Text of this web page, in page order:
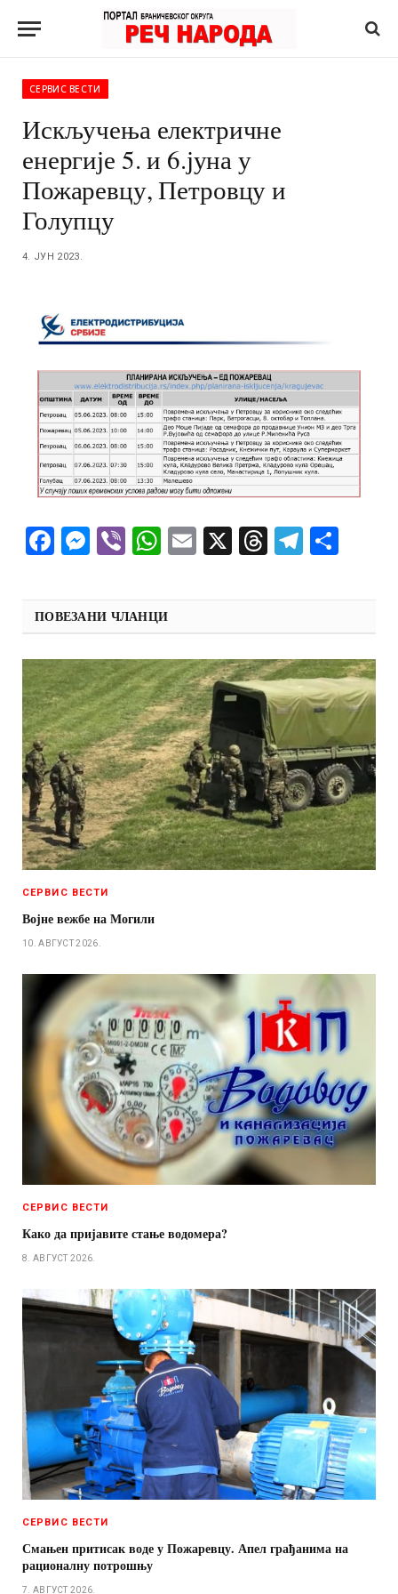
СЕРВИС ВЕСТИ
Искључења електричне
енергије 5. и 6.јуна у
Пожаревцу, Петровцу и
Голупцу
4. ЈУН 2023.
Facebook
Messenger
ViberWhatsApp
Email
X Threads
ПОВЕЗАНИ ЧЛАНЦИ
СЕРВИС ВЕСТИ
Војне вежбе на Могили
10. АВГУСТ 2026.
СЕРВИС ВЕСТИ
Како да пријавите стање водомера?
8. АВГУСТ 2026.
СЕРВИС ВЕСТИ
Смањен притисак воде у Пожаревцу. Апел грађанима на
рационалну потрошњу
7. АВГУСТ 2026.